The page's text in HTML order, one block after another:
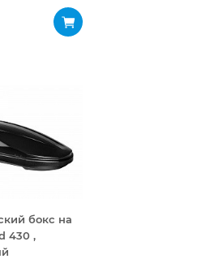
бокс на
430 ,